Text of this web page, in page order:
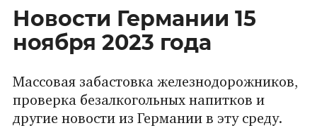
Новости Германии 15
ноября 2023 года
Массовая забастовка железнодорожников,
проверка безалкогольных напитков и
другие новости из Германии в эту среду.